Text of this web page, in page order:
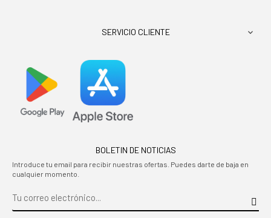
SERVICIO CLIENTE 
BOLETIN DE NOTICIAS
Introduce tu email para recibir nuestras ofertas. Puedes darte de baja en
cualquier momento.